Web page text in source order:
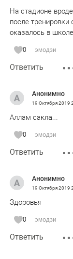
На стадионе
после тренировки
оказалось в
0 эмодзи
Ответить
Анонимно
19 Октября 2019
Аллам сакла...
0 эмодзи
Ответить
Анонимно
19 Октября 2019
Здоровья
0 эмодзи
Ответить